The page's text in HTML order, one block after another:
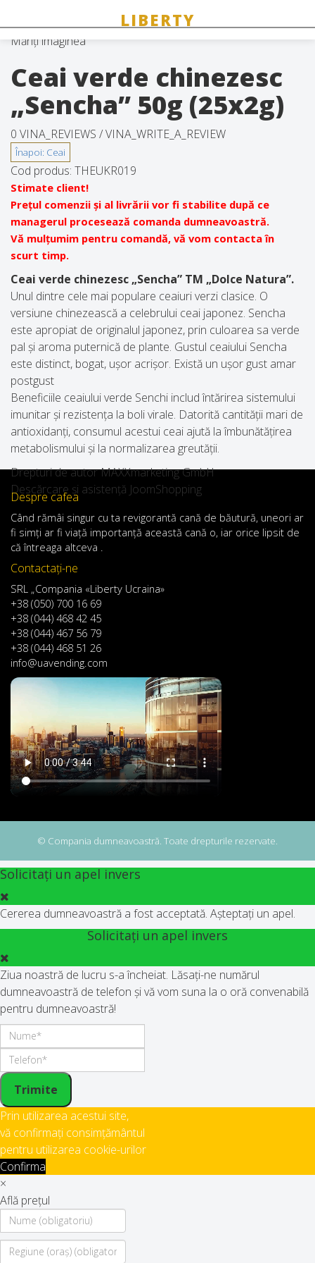
Măriți imaginea
Ceai verde chinezesc
„Sencha” 50g (25x2g)
0 VINA_REVIEWS /VINA_WRITE_A_REVIEW
Cod produs: THEUKR019
Stimate client!
Prețul comenzii și al livrării vor fi stabilite după ce
managerul procesează comanda dumneavoastră.
Vă mulțumim pentru comandă, vă vom contacta în
scurt timp.
Ceai verde chinezesc „Sencha” TM „Dolce Natura”.
Unul dintre cele mai populare ceaiuri verzi clasice. O
versiune chinezească a celebrului ceai japonez. Sencha
este apropiat de originalul japonez, prin culoarea sa verde
pal și aroma puternică de plante. Gustul ceaiului Sencha
este distinct, bogat, ușor acrișor. Există un ușor gust amar
postgust
Beneficiile ceaiului verde Senchi includ întărirea sistemului
imunitar și rezistența la boli virale. Datorită cantității mari de
antioxidanți, consumul acestui ceai ajută la îmbunătățirea
metabolismului și la normalizarea greutății.
Drepturi de autor MAXXmarketing GmbH
Descărcare și asistență JoomShopping
Despre cafea
Când rămâi singur cu ta revigorantă cană de băutură, uneori ar
fi simți ar fi viață importanță această cană o, iar orice lipsit de
că întreaga altceva .
Contactaţi-ne
SRL „Compania «Liberty Ucraina»
+38 (050) 700 16 69
+38 (044) 468 42 45
+38 (044) 467 56 79
+38 (044) 468 51 26
info@uavending.com
© Compania dumneavoastră. Toate drepturile rezervate.
Solicitați un apel invers
Cererea dumneavoastră a fost acceptată. Așteptați un apel.
Solicitați un apel invers
Ziua noastră de lucru s-a încheiat. Lăsați-ne numărul
dumneavoastră de telefon și vă vom suna la o oră convenabilă
pentru dumneavoastră!
Trimite
Prin utilizarea acestui site,
vă confirmați consimțământul
pentru utilizarea cookie-urilor
Confirma
×
Află prețul